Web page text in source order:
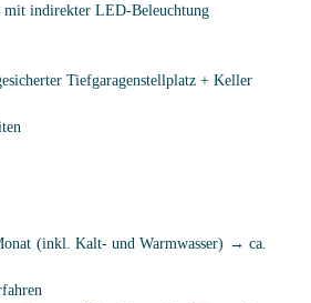
mit indirekter LED-Beleuchtung
Tiefgaragenstellplatz + Keller
(inkl. Kalt- und Warmwasser) → ca.